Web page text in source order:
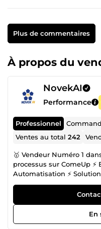
Plus de commentaires
À propos du
NovekAI
Performance
Professionnel
Ventes au total242
🥇 Vendeur Numéro 1
processus sur ComeUp
Automatisation ⚡️
boostées par l’IA
Avec nous : Donnez vie à
efficacité et atomiser
puissance de
Managers + Ultra
En